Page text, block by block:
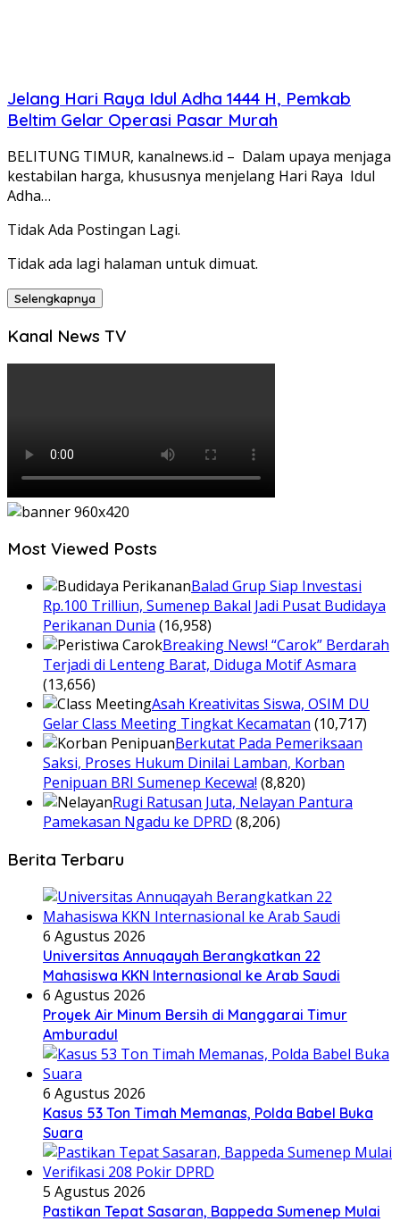
Jelang Hari Raya Idul Adha 1444 H, Pemkab
Beltim Gelar Operasi Pasar Murah
BELITUNG TIMUR, kanalnews.id – Dalam upaya menjaga
kestabilan harga, khususnya menjelang Hari Raya Idul
Adha…
Tidak Ada Postingan Lagi.
Tidak ada lagi halaman untuk dimuat.
Selengkapnya
Kanal News TV
Most Viewed Posts
Balad Grup Siap Investasi
Rp.100 Trilliun, Sumenep Bakal Jadi Pusat Budidaya
Perikanan Dunia (16,958)
Breaking News! “Carok” Berdarah
Terjadi di Lenteng Barat, Diduga Motif Asmara
(13,656)
Asah Kreativitas Siswa, OSIM DU
Gelar Class Meeting Tingkat Kecamatan (10,717)
Berkutat Pada Pemeriksaan
Saksi, Proses Hukum Dinilai Lamban, Korban
Penipuan BRI Sumenep Kecewa! (8,820)
Rugi Ratusan Juta, Nelayan Pantura
Pamekasan Ngadu ke DPRD (8,206)
Berita Terbaru
6 Agustus 2026
Universitas Annuqayah Berangkatkan 22
Mahasiswa KKN Internasional ke Arab Saudi
6 Agustus 2026
Proyek Air Minum Bersih di Manggarai Timur
Amburadul
6 Agustus 2026
Kasus 53 Ton Timah Memanas, Polda Babel Buka
Suara
5 Agustus 2026
Pastikan Tepat Sasaran, Bappeda Sumenep Mulai